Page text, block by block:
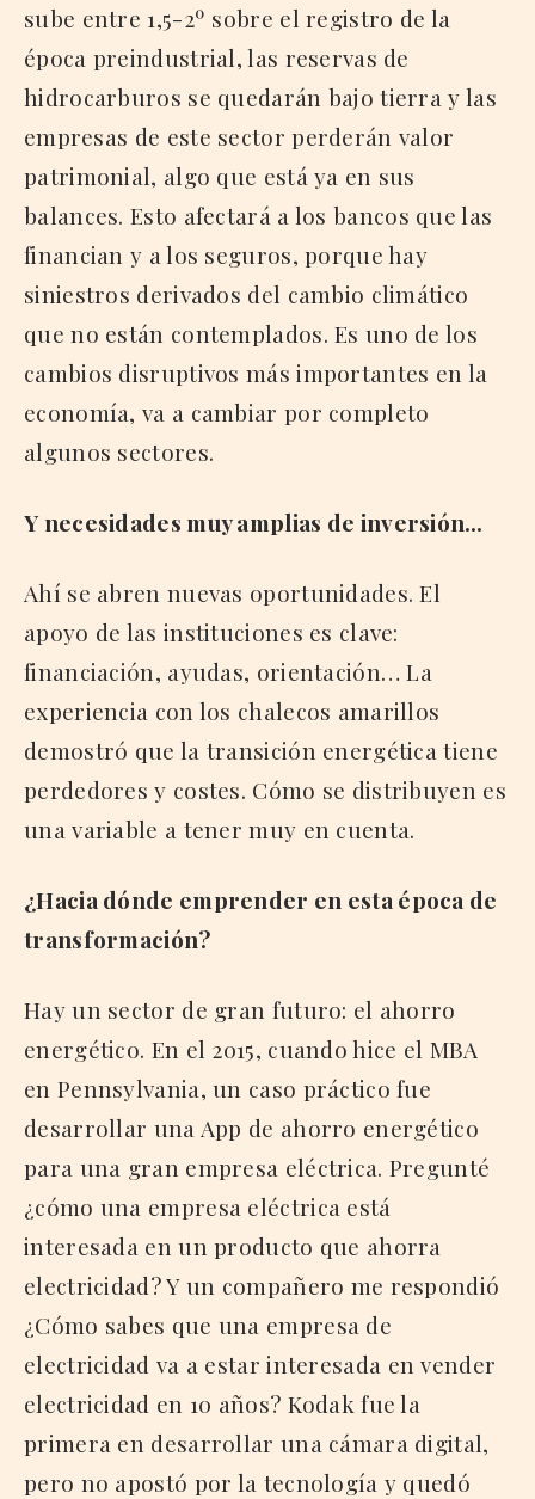
sube entre 1,5-2º sobre el registro de la
época preindustrial, las reservas de
hidrocarburos se quedarán bajo tierra y las
empresas de este sector perderán valor
patrimonial, algo que está ya en sus
balances. Esto afectará a los bancos que las
financian y a los seguros, porque hay
siniestros derivados del cambio climático
que no están contemplados. Es uno de los
cambios disruptivos más importantes en la
economía, va a cambiar por completo
algunos sectores.
Y necesidades muy amplias de inversión…
Ahí se abren nuevas oportunidades. El
apoyo de las instituciones es clave:
financiación, ayudas, orientación… La
experiencia con los chalecos amarillos
demostró que la transición energética tiene
perdedores y costes. Cómo se distribuyen es
una variable a tener muy en cuenta.
¿Hacia dónde emprender en esta época de
transformación?
Hay un sector de gran futuro: el ahorro
energético. En el 2015, cuando hice el MBA
en Pennsylvania, un caso práctico fue
desarrollar una App de ahorro energético
para una gran empresa eléctrica. Pregunté
¿cómo una empresa eléctrica está
interesada en un producto que ahorra
electricidad? Y un compañero me respondió
¿Cómo sabes que una empresa de
electricidad va a estar interesada en vender
electricidad en 10 años? Kodak fue la
primera en desarrollar una cámara digital,
pero no apostó por la tecnología y quedó